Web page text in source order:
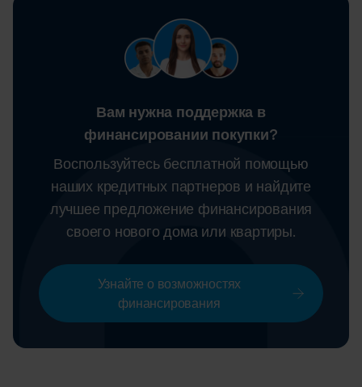
Вам нужна поддержка в
финансировании покупки?
Воспользуйтесь бесплатной помощью
наших кредитных партнеров и найдите
лучшее предложение финансирования
своего нового дома или квартиры.
Узнайте о возможностях
финансирования